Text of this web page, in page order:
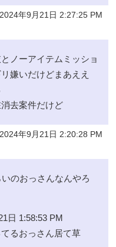
年9月21日 2:27:25 PM
ノーアイテムミッショ
嫌いだけどまあええ
去案件だけど
年9月21日 2:20:28 PM
のおっさんなんやろ
日 1:58:53 PM
るおっさん居て草